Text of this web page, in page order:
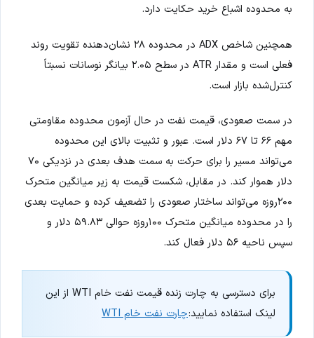
به محدوده اشباع خرید حکایت دارد.
همچنین شاخص ADX در محدوده ۲۸ نشان‌دهنده تقویت روند
فعلی است و مقدار ATR در سطح ۲.۰۵ بیانگر نوسانات نسبتاً
کنترل‌شده بازار است.
در سمت صعودی، قیمت نفت در حال آزمون محدوده مقاومتی
مهم ۶۶ تا ۶۷ دلار است. عبور و تثبیت بالای این محدوده
می‌تواند مسیر را برای حرکت به سمت هدف بعدی در نزدیکی ۷۰
دلار هموار کند. در مقابل، شکست قیمت به زیر میانگین متحرک
۲۰۰روزه می‌تواند ساختار صعودی را تضعیف کرده و حمایت بعدی
را در محدوده میانگین متحرک ۱۰۰روزه حوالی ۵۹.۸۳ دلار و
سپس ناحیه ۵۶ دلار فعال کند.
برای دسترسی به چارت زنده قیمت نفت خام WTI از این
لینک استفاده نمایید:چارت نفت خام WTI